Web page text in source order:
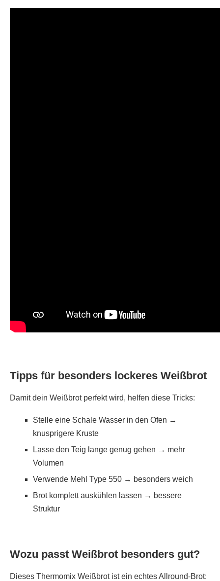
Tipps für besonders lockeres Weißbrot
Damit dein Weißbrot perfekt wird, helfen diese Tricks:
Stelle eine Schale Wasser in den Ofen →
knusprigere Kruste
Lasse den Teig lange genug gehen → mehr
Volumen
Verwende Mehl Type 550 → besonders weich
Brot komplett auskühlen lassen → bessere
Struktur
Wozu passt Weißbrot besonders gut?
Dieses Thermomix Weißbrot ist ein echtes Allround-Brot: